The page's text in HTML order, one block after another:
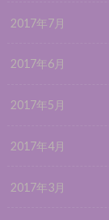
2017年7月
2017年6月
2017年5月
2017年4月
2017年3月